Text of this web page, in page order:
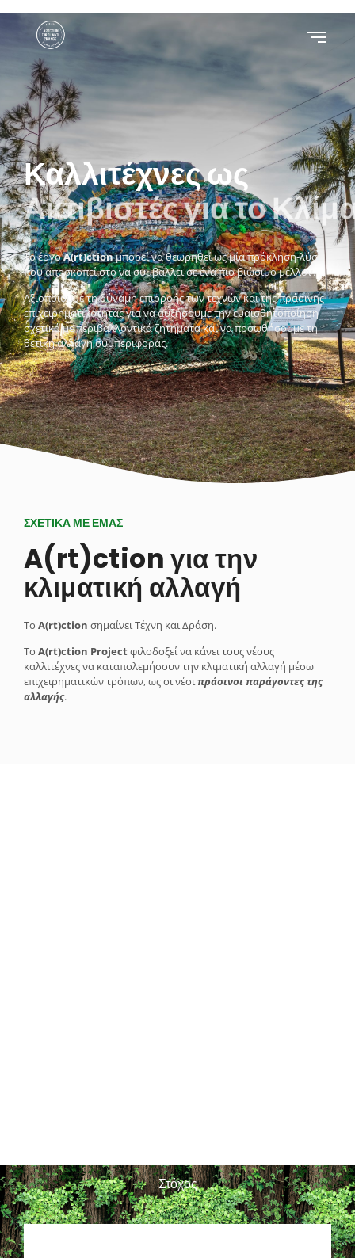
Καλλιτέχνες ως
Ακτιβιστές για το
Το έργοA(rt)ctionμπορεί να θεωρηθεί ως μία πρόκληση-λύση
που αποσκοπεί στο να συμβάλλει σε ένα πιο βιώσιμο μέλλον.
Αξιοποιούμε τη δύναμη επιρροής των τεχνών και της πράσινης
επιχειρηματικότητας για να αυξήσουμε την ευαισθητοποίηση
σχετικά με περιβαλλοντικά ζητήματα και να προωθήσουμε τη
θετική αλλαγή συμπεριφοράς.
ΣΧΕΤΙΚΑ ΜΕ ΕΜΑΣ
A(rt)ction για την
κλιματική αλλαγή
Το A(rt)ction σημαίνει Τέχνη και Δράση.
Το A(rt)ction Projectφιλοδοξεί να κάνει τους νέους
καλλιτέχνες να καταπολεμήσουν την κλιματική αλλαγή μέσω
επιχειρηματικών τρόπων, ως οι νέοιπράσινοι παράγοντες της
αλλαγής.
Στόχος